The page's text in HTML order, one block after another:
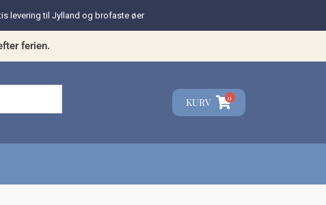
levering til Jylland og brofaste øer
ferien.
KURV 0